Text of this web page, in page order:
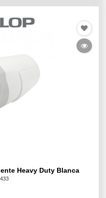
Heavy Duty Blanca